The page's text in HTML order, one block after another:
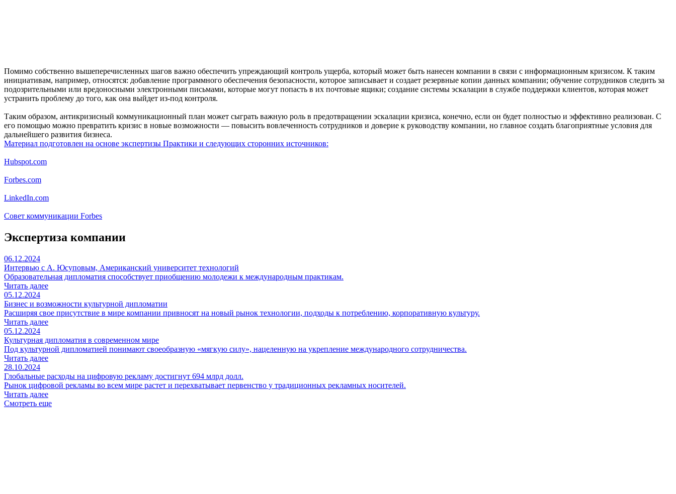
Помимо собственно вышеперечисленных шагов важно обеспечить упреждающий контроль ущерба, который может быть нанесен компании в связи с информационным кризисом. К таким
инициативам, например, относятся: добавление программного обеспечения безопасности, которое записывает и создает резервные копии данных компании; обучение сотрудников следить за
подозрительными или вредоносными электронными письмами, которые могут попасть в их почтовые ящики; создание системы эскалации в службе поддержки клиентов, которая может
устранить проблему до того, как она выйдет из-под контроля.
Таким образом, антикризисный коммуникационный план может сыграть важную роль в предотвращении эскалации кризиса, конечно, если он будет полностью и эффективно реализован. С
его помощью можно превратить кризис в новые возможности — повысить вовлеченность сотрудников и доверие к руководству компании, но главное создать благоприятные условия для
дальнейшего развития бизнеса.
Материал подготовлен на основе экспертизы Практики и следующих сторонних источников:
Hubspot.com
Forbes.com
LinkedIn.com
Совет коммуникации Forbes
Экспертиза компании
06.12.2024
Интервью с А. Юсуповым, Американский университет технологий
Образовательная дипломатия способствует приобщению молодежи к международным практикам.
Читать далее
05.12.2024
Бизнес и возможности культурной дипломатии
Расширяя свое присутствие в мире компании привносят на новый рынок технологии, подходы к потреблению, корпоративную культуру.
Читать далее
05.12.2024
Культурная дипломатия в современном мире
Под культурной дипломатией понимают своеобразную «мягкую силу», нацеленную на укрепление международного сотрудничества.
Читать далее
28.10.2024
Глобальные расходы на цифровую рекламу достигнут 694 млрд долл.
Рынок цифровой рекламы во всем мире растет и перехватывает первенство у традиционных рекламных носителей.
Читать далее
Смотреть еще